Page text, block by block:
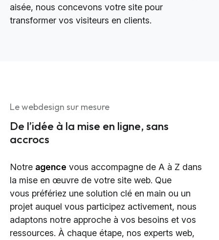
aisée, nous concevons votre site pour
transformer vos visiteurs en clients.
Le webdesign sur mesure
De l’idée à la mise en ligne, sans
accrocs
Notre agence vous accompagne de A à Z dans
la mise en œuvre de votre site web. Que
vous préfériez une solution clé en main ou un
projet auquel vous participez activement, nous
adaptons notre approche à vos besoins et vos
ressources. À chaque étape, nos experts web,